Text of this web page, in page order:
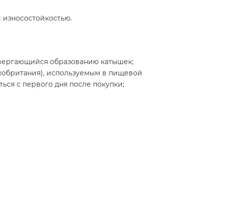
образованию катышек;
используемым в пищевой
с первого дня после покупки;